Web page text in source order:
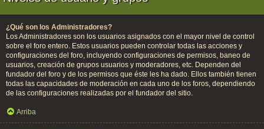
¿Qué son los Administradores?
Los Administradores son los usuarios asignados con el mayor nivel de control
sobre el foro entero. Estos usuarios pueden controlar todas las acciones y
configuraciones del foro, incluyendo configuraciones de permisos, baneo de
usuarios, creación de grupos usuarios y moderadores, etc. Dependen del
fundador del foro y de los permisos que éste les ha dado. Ellos también tienen
todas las capacidades de moderación en cada uno de los foros, dependiendo
de las configuraciones realizadas por el fundador del sitio.
Arriba